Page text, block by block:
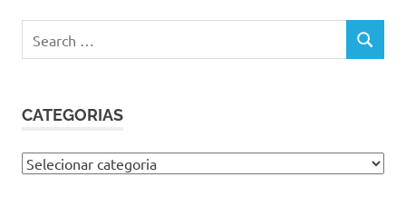
for:
SEARCH
CATEGORIAS
Categorias